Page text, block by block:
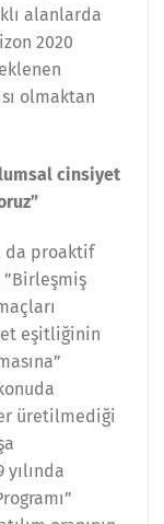
alanlarda
2020
olmaktan
cinsiyet
da proaktif
”Birleşmiş
eşitliğinin
üretilmediği
yılında